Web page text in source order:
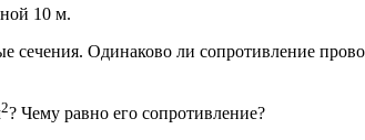
10 м.
Одинаково ли сопротивление
2? Чему равно его сопротивление?